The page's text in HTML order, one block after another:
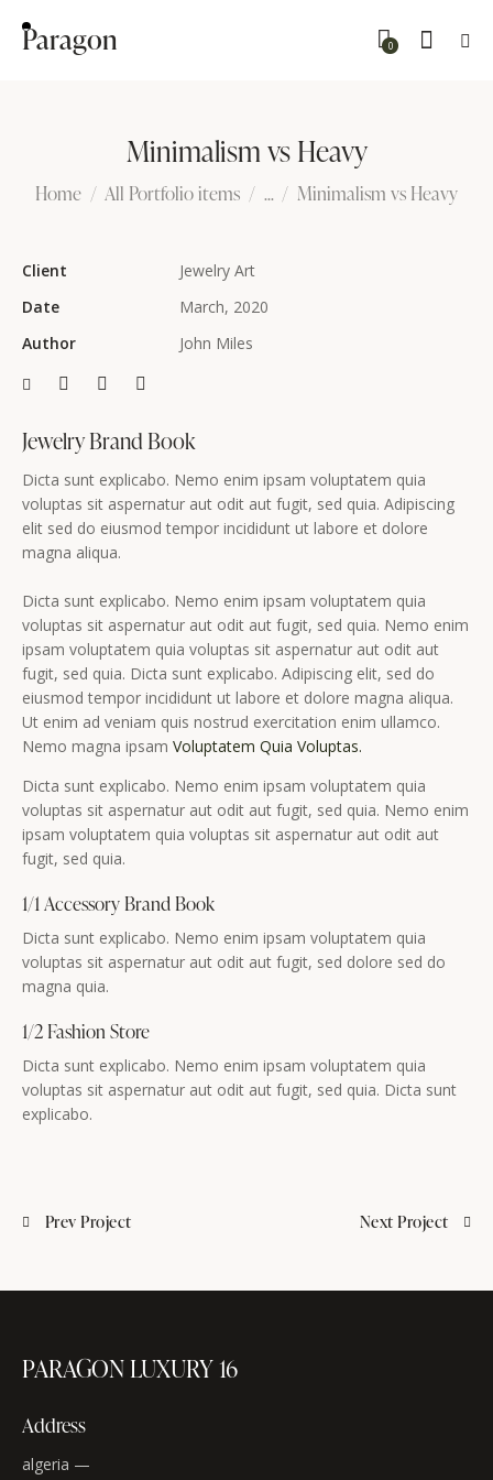
Paragon 0
Minimalism vs Heavy
Home All Portfolio items ... Minimalism vs Heavy
Client
Jewelry Art
Date
March, 2020
Author
John Miles
Jewelry Brand Book
Dicta sunt explicabo. Nemo enim ipsam voluptatem quia
voluptas sit aspernatur aut odit aut fugit, sed quia. Adipiscing
elit sed do eiusmod tempor incididunt ut labore et dolore
magna aliqua.
Dicta sunt explicabo. Nemo enim ipsam voluptatem quia
voluptas sit aspernatur aut odit aut fugit, sed quia. Nemo enim
ipsam voluptatem quia voluptas sit aspernatur aut odit aut
fugit, sed quia. Dicta sunt explicabo. Adipiscing elit, sed do
eiusmod tempor incididunt ut labore et dolore magna aliqua.
Ut enim ad veniam quis nostrud exercitation enim ullamco.
Nemo magna ipsam Voluptatem Quia Voluptas.
Dicta sunt explicabo. Nemo enim ipsam voluptatem quia
voluptas sit aspernatur aut odit aut fugit, sed quia. Nemo enim
ipsam voluptatem quia voluptas sit aspernatur aut odit aut
fugit, sed quia.
1/1 Accessory Brand Book
Dicta sunt explicabo. Nemo enim ipsam voluptatem quia
voluptas sit aspernatur aut odit aut fugit, sed dolore sed do
magna quia.
1/2 Fashion Store
Dicta sunt explicabo. Nemo enim ipsam voluptatem quia
voluptas sit aspernatur aut odit aut fugit, sed quia. Dicta sunt
explicabo.
Prev Project Next Project
PARAGON LUXURY 16
Address
algeria —